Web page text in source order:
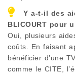
Y a-t-il des
BLICOURT pour
Oui, plusieurs
coûts. En faisant
bénéficier d’une
comme le CITE,